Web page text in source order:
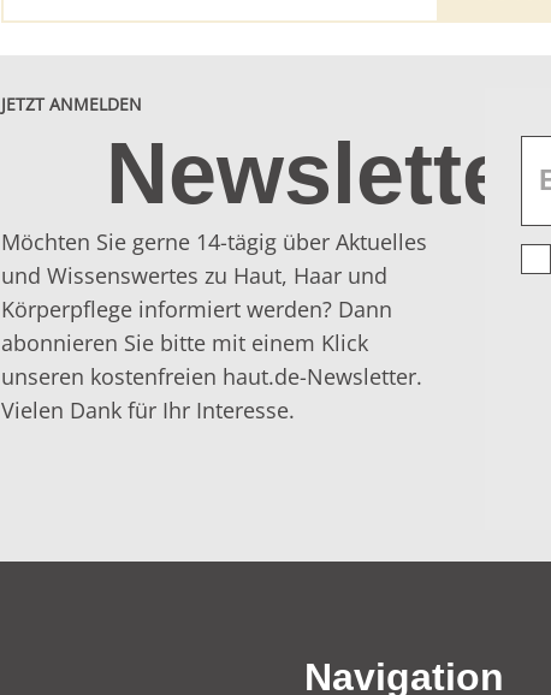
JETZT ANMELDEN
Newsletter
Möchten Sie gerne 14-tägig über Aktuelles
und Wissenswertes zu Haut, Haar und
Körperpflege informiert werden? Dann
abonnieren Sie bitte mit einem Klick
unseren kostenfreien haut.de-Newsletter.
Vielen Dank für Ihr Interesse.
Navigation